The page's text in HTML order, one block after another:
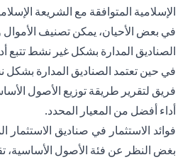
الإسلامية المتوافقة مع الشريعة
في بعض الأحيان، يمكن تصنيف الأموال
الصناديق المدارة بشكل غير نشط تتبع
في حين تعتمد الصناديق المدارة
فريق لتقرير طريقة توزيع الأصول
أداء أفضل من المعيار المحدد.
فوائد الاستثمار في صناديق الاستثمار
بغض النظر عن فئة الأصول الأساسية،